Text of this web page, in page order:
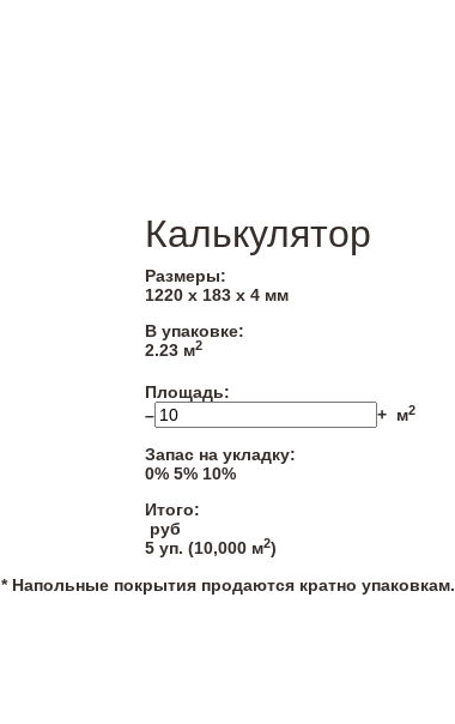
Калькулятор
Размеры:
1220 х 183 х 4 мм
В упаковке:
2.23 м2
Площадь:
–
+ м2
Запас на укладку:
0% 5% 10%
Итого:
руб
5 уп. (10,000 м2)
* Напольные покрытия продаются кратно упаковкам.